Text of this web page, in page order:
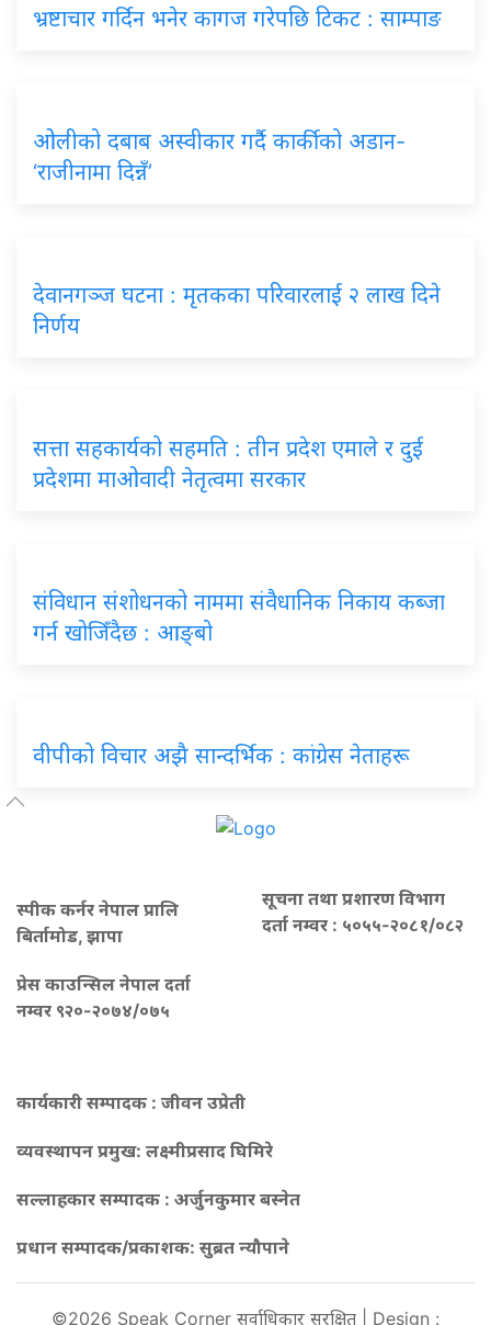
भ्रष्टाचार गर्दिन भनेर कागज गरेपछि टिकट : साम्पाङ
ओलीको दबाब अस्वीकार गर्दै कार्कीको अडान-
‘राजीनामा दिन्नँ’
देवानगञ्ज घटना : मृतकका परिवारलाई २ लाख दिने
निर्णय
सत्ता सहकार्यको सहमति : तीन प्रदेश एमाले र दुई
प्रदेशमा माओवादी नेतृत्वमा सरकार
संविधान संशोधनको नाममा संवैधानिक निकाय कब्जा
गर्न खोजिँदैछ : आङ्बो
वीपीको विचार अझै सान्दर्भिक : कांग्रेस नेताहरू
स्पीक कर्नर नेपाल प्रालि
बिर्तामोड, झापा
प्रेस काउन्सिल नेपाल दर्ता
नम्वर ९२०-२०७४/०७५
सूचना तथा प्रशारण विभाग
दर्ता नम्वर : ५०५५-२०८१/०८२
कार्यकारी सम्पादक : जीवन उप्रेती
व्यवस्थापन प्रमुख: लक्ष्मीप्रसाद घिमिरे
सल्लाहकार सम्पादक : अर्जुनकुमार बस्नेत
प्रधान सम्पादक/प्रकाशक: सुब्रत न्यौपाने
©2026 Speak Corner सर्वाधिकार सुरक्षित | Design :